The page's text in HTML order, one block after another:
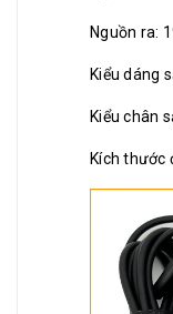
Nguồn ra:
Kiểu dáng
Kiểu chân
Kích thước